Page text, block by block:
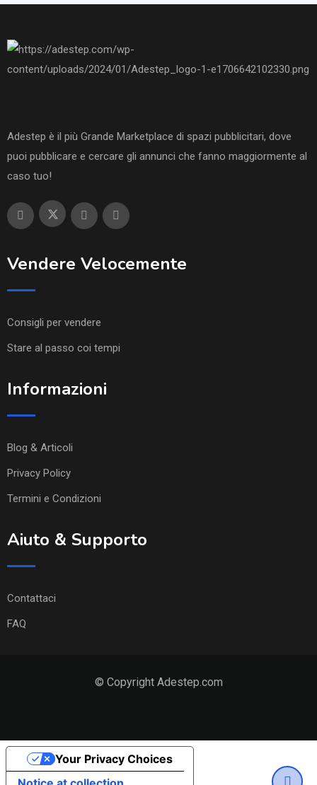
Adestep è il più Grande Marketplace di spazi pubblicitari, dove
puoi pubblicare e cercare gli annunci che fanno maggiormente al
caso tuo!
Vendere Velocemente
Consigli per vendere
Stare al passo coi tempi
Informazioni
Blog & Articoli
Privacy Policy
Termini e Condizioni
Aiuto & Supporto
Contattaci
FAQ
© Copyright Adestep.com
Your Privacy Choices